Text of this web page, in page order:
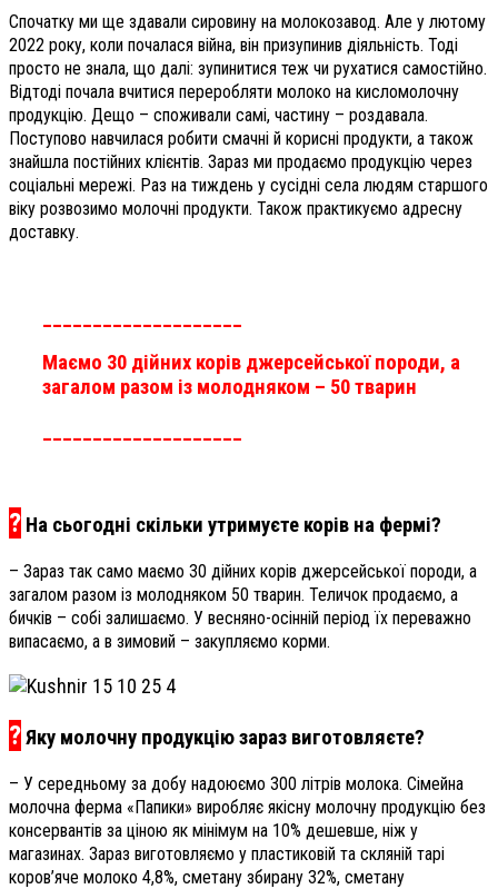
Спочатку ми ще здавали сировину на молокозавод. Але у лютому
2022 року, коли почалася війна, він призупинив діяльність. Тоді
просто не знала, що далі: зупинитися теж чи рухатися самостійно.
Відтоді почала вчитися переробляти молоко на кисломолочну
продукцію. Дещо – споживали самі, частину – роздавала.
Поступово навчилася робити смачні й корисні продукти, а також
знайшла постійних клієнтів. Зараз ми продаємо продукцію через
соціальні мережі. Раз на тиждень у сусідні села людям старшого
віку розвозимо молочні продукти. Також практикуємо адресну
доставку.
____________________
Маємо 30 дійних корів джерсейської породи, а
загалом разом із молодняком – 50 тварин
____________________
? На сьогодні скільки утримуєте корів на фермі?
– Зараз так само маємо 30 дійних корів джерсейської породи, а
загалом разом із молодняком 50 тварин. Теличок продаємо, а
бичків – собі залишаємо. У весняно-осінній період їх переважно
випасаємо, а в зимовий – закупляємо корми.
?Яку молочну продукцію зараз виготовляєте?
– У середньому за добу надоюємо 300 літрів молока. Сімейна
молочна ферма «Папики» виробляє якісну молочну продукцію без
консервантів за ціною як мінімум на 10% дешевше, ніж у
магазинах. Зараз виготовляємо у пластиковій та скляній тарі
коров’яче молоко 4,8%, сметану збирану 32%, сметану